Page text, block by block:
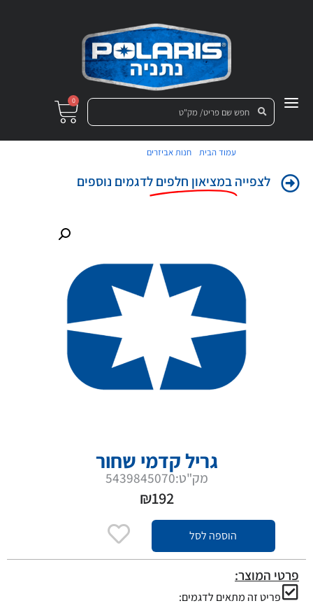
0
עמוד הבית חנות אביזרים
לצפייהבמציאון חלפים לדגמים נוספים
גריל קדמי שחור
מק"ט:5439845070
₪192
הוספה לסל
פרטי המוצר:
פריט זה מתאים לדגמים: